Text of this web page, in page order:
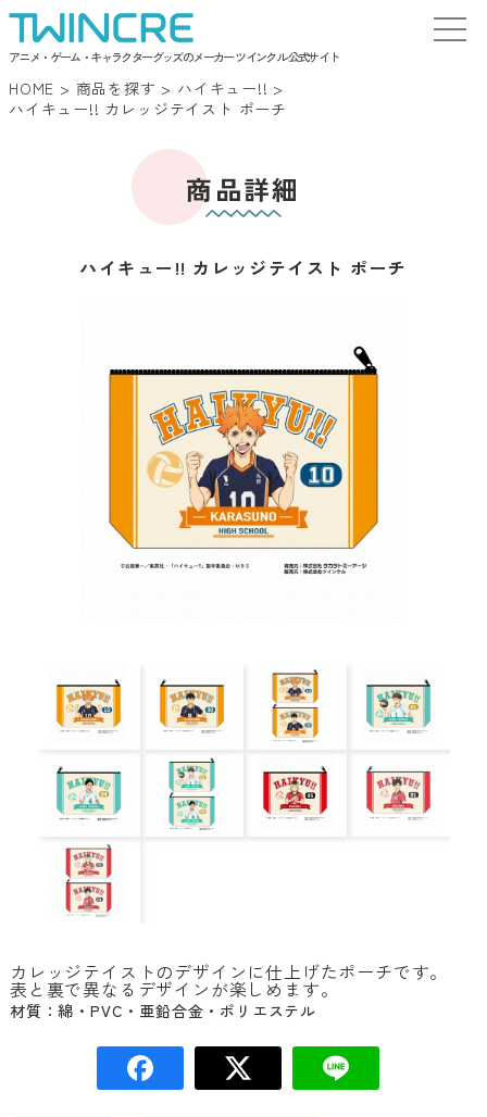
アニメ・ゲーム・キャラクターグッズのメーカー ツインクル 公式サイト
HOME > 商品を探す > ハイキュー!! >
ハイキュー!! カレッジテイスト ポーチ
商品詳細
ハイキュー!! カレッジテイスト ポーチ
カレッジテイストのデザインに仕上げたポーチです。
表と裏で異なるデザインが楽しめます。
材質：綿・PVC・亜鉛合金・ポリエステル